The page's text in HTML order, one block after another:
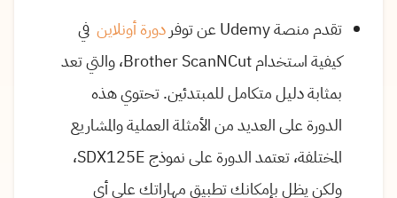
تقدم منصة Udemy عن توفر دورة أونلاين في
كيفية استخدام Brother ScanNCut، والتي تعد
بمثابة دليل متكامل للمبتدئين. تحتوي هذه
الدورة على العديد من الأمثلة العملية والمشاريع
المختلفة، تعتمد الدورة على نموذج SDX125E،
ولكن يظل بإمكانك تطبيق مهاراتك على أي